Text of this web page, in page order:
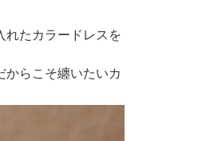
れたカラードレスを
らこそ纏いたいカ